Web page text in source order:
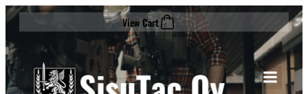
Siirry
sisältöön
View Cart